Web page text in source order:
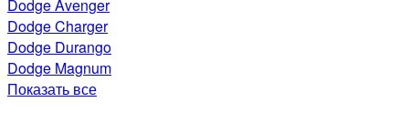
Dodge Avenger
Dodge Charger
Dodge Durango
Dodge Magnum
Показать все